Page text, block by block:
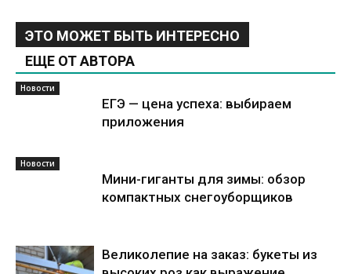
ЭТО МОЖЕТ БЫТЬ ИНТЕРЕСНО
ЕЩЕ ОТ АВТОРА
Новости
ЕГЭ — цена успеха: выбираем
приложения
Новости
Мини-гиганты для зимы: обзор
компактных снегоуборщиков
Великолепие на заказ: букеты из